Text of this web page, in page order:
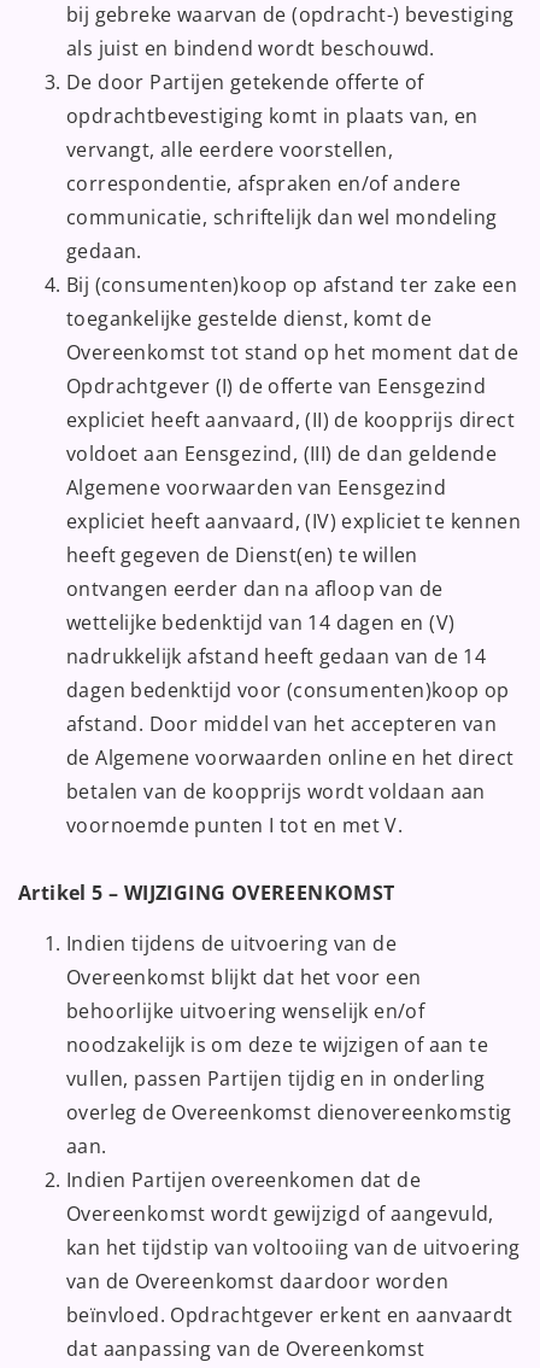
bij gebreke waarvan de (opdracht-) bevestiging
als juist en bindend wordt beschouwd.
De door Partijen getekende offerte of
opdrachtbevestiging komt in plaats van, en
vervangt, alle eerdere voorstellen,
correspondentie, afspraken en/of andere
communicatie, schriftelijk dan wel mondeling
gedaan.
Bij (consumenten)koop op afstand ter zake een
toegankelijke gestelde dienst, komt de
Overeenkomst tot stand op het moment dat de
Opdrachtgever (I) de offerte van Eensgezind
expliciet heeft aanvaard, (II) de koopprijs direct
voldoet aan Eensgezind, (III) de dan geldende
Algemene voorwaarden van Eensgezind
expliciet heeft aanvaard, (IV) expliciet te kennen
heeft gegeven de Dienst(en) te willen
ontvangen eerder dan na afloop van de
wettelijke bedenktijd van 14 dagen en (V)
nadrukkelijk afstand heeft gedaan van de 14
dagen bedenktijd voor (consumenten)koop op
afstand. Door middel van het accepteren van
de Algemene voorwaarden online en het direct
betalen van de koopprijs wordt voldaan aan
voornoemde punten I tot en met V.
Artikel 5 – WIJZIGING OVEREENKOMST
Indien tijdens de uitvoering van de
Overeenkomst blijkt dat het voor een
behoorlijke uitvoering wenselijk en/of
noodzakelijk is om deze te wijzigen of aan te
vullen, passen Partijen tijdig en in onderling
overleg de Overeenkomst dienovereenkomstig
aan.
Indien Partijen overeenkomen dat de
Overeenkomst wordt gewijzigd of aangevuld,
kan het tijdstip van voltooiing van de uitvoering
van de Overeenkomst daardoor worden
beïnvloed. Opdrachtgever erkent en aanvaardt
dat aanpassing van de Overeenkomst